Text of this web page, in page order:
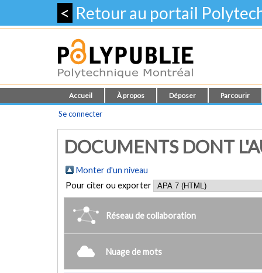
< Retour au portail
Accueil À propos Déposer Parcourir
Se connecter
DOCUMENTS DONT
Monter d'un niveau
Pour citer ou exporter
Réseau de collaboration
Nuage de mots